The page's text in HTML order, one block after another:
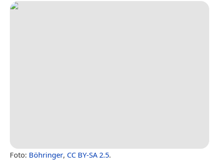
Foto: Böhringer, CC BY-SA 2.5.